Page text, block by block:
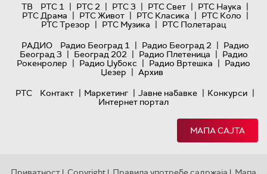
ТВ
РТС 1 | РТС 2 | РТС 3 | РТС Свет | РТС Наука |
РТС Драма | РТС Живот | РТС Класика | РТС Коло |
РТС Трезор | РТС Музика | РТС Полетарац
РАДИО
Радио Београд 1 | Радио Београд 2 | Радио
Београд 3 | Београд 202 | Радио Плетеница | Радио
Рокенролер | Радио Џубокс | Радио Вртешка | Радио
Џезер | Архив
РТС
Контакт | Маркетинг | Јавне набавке | Конкурси |
Интернет портал
МАПА САЈТА